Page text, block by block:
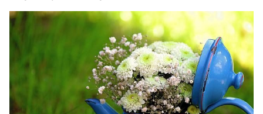
Čerpadlá
a
Vysokotlakové
umývačky
Zametacie
Bagre